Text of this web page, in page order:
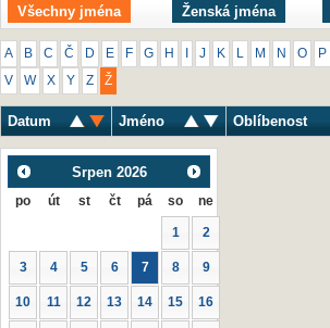
Všechny jména Ženská jména
A B C Č D E F G H J K M N O P
V W X Y Z Ž
Datum Jméno Oblíbenost
Srpen 2026
po út st čt pá so ne
1 2
3 4 5 6 7 8 9
10 11 12 13 14 15 16